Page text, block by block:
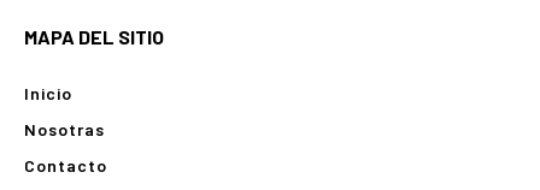
MAPA DEL SITIO
Inicio
Nosotras
Contacto